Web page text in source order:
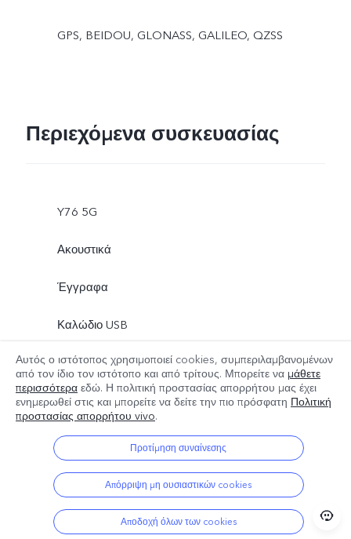
GPS, BEIDOU, GLONASS, GALILEO, QZSS
Περιεχόμενα συσκευασίας
Y76 5G
Ακουστικά
Έγγραφα
Καλώδιο USB
Φορτιστής
Εργαλείο Εξαγωγής Κάρτας
Θήκη Τηλεφώνου
Προστατευτική μεμβράνη (ήδη εφαρμοσμένη)
Περισσότερα
Αυτός ο ιστότοπος χρησιμοποιεί cookies, συμπεριλαμβανομένων
από τον ίδιο τον ιστότοπο και από τρίτους. Μπορείτε να μάθετε
περισσότερα εδώ. Η πολιτική προστασίας απορρήτου μας έχει
ενημερωθεί στις και μπορείτε να δείτε την πιο πρόσφατη Πολιτική
προστασίας απορρήτου vivo.
Προτίμηση συναίνεσης
Απόρριψη μη ουσιαστικών cookies
Αποδοχή όλων των cookies